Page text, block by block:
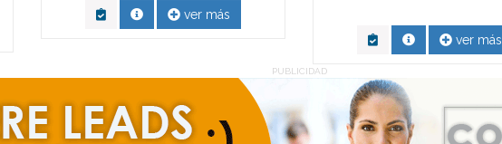
ver más
ver más
PUBLICIDAD